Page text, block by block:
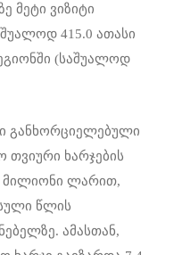
მეტი ვიზიტი
415.0 ათასი
(საშუალოდ
განხორციელებული
თვიური ხარჯების
მილიონი ლარით,
წლის
ამასთან,